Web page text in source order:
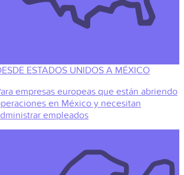
ESTADOS UNIDOS A MÉXICO
empresas europeas que están abriendo
en México y necesitan
empleados